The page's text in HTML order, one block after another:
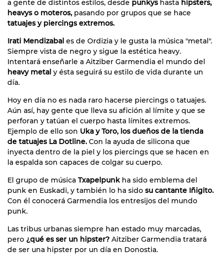
a gente de distintos estilos, desde punkys hasta hipsters,
heavys o moteros, pasando por grupos que se hace
tatuajes y piercings extremos.
Irati Mendizabal es de Ordizia y le gusta la música "metal".
Siempre vista de negro y sigue la estética heavy.
Intentará enseñarle a Aitziber Garmendia el mundo del
heavy metal y ésta seguirá su estilo de vida durante un
día.
Hoy en día no es nada raro hacerse piercings o tatuajes.
Aún así, hay gente que lleva su afición al límite y que se
perforan y tatúan el cuerpo hasta límites extremos.
Ejemplo de ello son Uka y Toro, los dueños de la tienda
de tatuajes La Dotline. Con la ayuda de silicona que
inyecta dentro de la piel y los piercings que se hacen en
la espalda son capaces de colgar su cuerpo.
El grupo de música Txapelpunkha sido emblema del
punk en Euskadi, y también lo ha sido su cantante Iñigito.
Con él conocerá Garmendia los entresijos del mundo
punk.
Las tribus urbanas siempre han estado muy marcadas,
pero ¿qué es ser un hipster? Aitziber Garmendia tratará
de ser una hipster por un día en Donostia.